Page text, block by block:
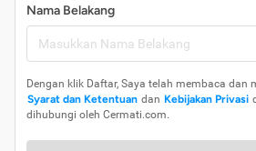
Nama Belakang
Dengan klik Daftar, Saya telah membaca dan
Syarat dan Ketentuan dan Kebijakan Privasi
dihubungi oleh Cermati.com.